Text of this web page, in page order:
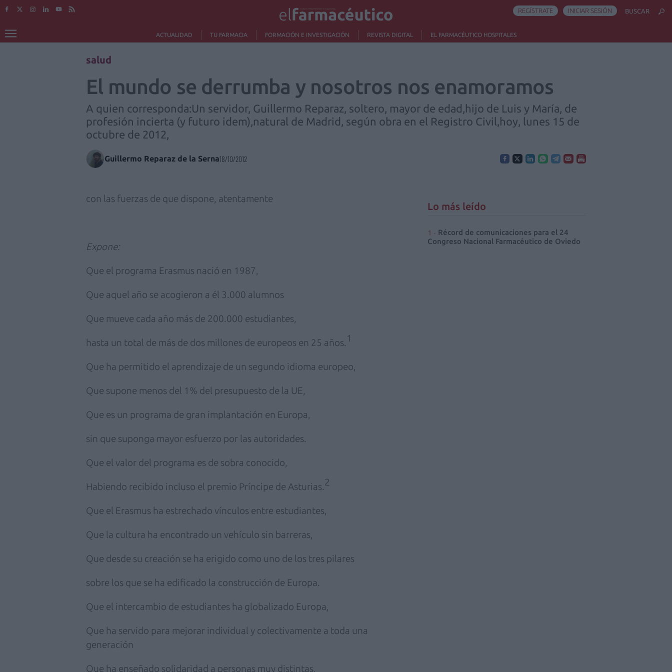
ACTUALIDAD TU FARMACIA FORMACIÓN E INVESTIGACIÓN REVISTA DIGITAL EL FARMACÉUTICO HOSPITALES
REGÍSTRATE INICIAR SESIÓN BUSCAR
salud
El mundo se derrumba y nosotros nos enamoramos
A quien corresponda:Un servidor, Guillermo Reparaz, soltero, mayor de edad,hijo de Luis y María, de
profesión incierta (y futuro idem),natural de Madrid, según obra en el Registro Civil,hoy, lunes 15 de
octubre de 2012,
Guillermo Reparaz de la Serna18/10/2012
con las fuerzas de que dispone, atentamente
Expone:
Que el programa Erasmus nació en 1987,
Que aquel año se acogieron a él 3.000 alumnos
Que mueve cada año más de 200.000 estudiantes,
hasta un total de más de dos millones de europeos en 25 años.1
Que ha permitido el aprendizaje de un segundo idioma europeo,
Que supone menos del 1% del presupuesto de la UE,
Que es un programa de gran implantación en Europa,
sin que suponga mayor esfuerzo por las autoridades.
Que el valor del programa es de sobra conocido,
Habiendo recibido incluso el premio Príncipe de Asturias.2
Que el Erasmus ha estrechado vínculos entre estudiantes,
Que la cultura ha encontrado un vehículo sin barreras,
Que desde su creación se ha erigido como uno de los tres pilares
sobre los que se ha edificado la construcción de Europa.
Que el intercambio de estudiantes ha globalizado Europa,
Que ha servido para mejorar individual y colectivamente a toda una
generación
Que ha enseñado solidaridad a personas muy distintas,
Lo más leído
Récord de comunicaciones para el 24
Congreso Nacional Farmacéutico de Oviedo